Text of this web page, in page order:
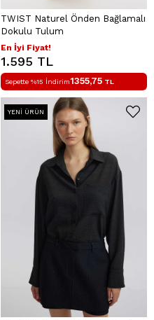
TWIST Naturel Önden Bağlamalı
Dokulu Tulum
En İyi Fiyat!
1.595 TL
Sepette %15 İndirim1355,75 TL
YENI ÜRÜN